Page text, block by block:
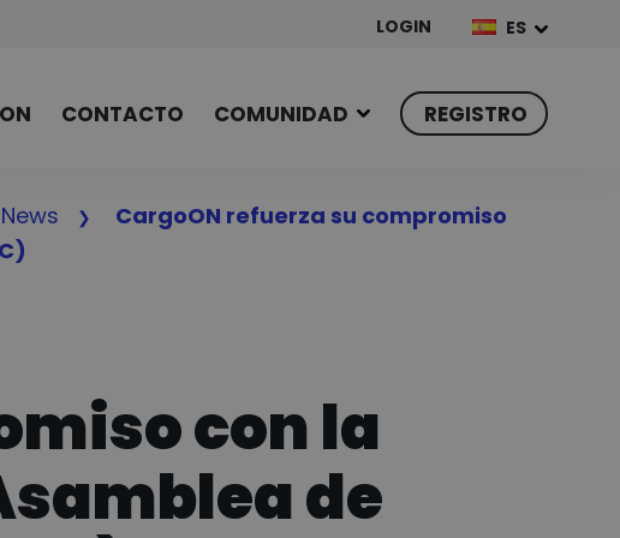
LOGIN ES
CONTACTO COMUNIDAD REGISTRO
News
CargoON refuerza su compromiso
con la
de